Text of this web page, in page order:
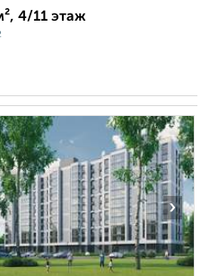
4/11 этаж
›